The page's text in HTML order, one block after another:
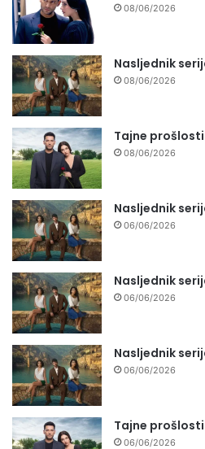
08/06/2026
Nasljednik
08/06/2026
Tajne
08/06/2026
Nasljednik
06/06/2026
Nasljednik
06/06/2026
Nasljednik
06/06/2026
Tajne
06/06/2026